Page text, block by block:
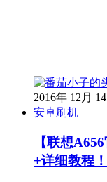
2016年 12月 14
安卓刷机
【联想
+详细教程